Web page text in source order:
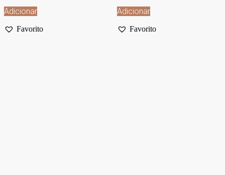
Adicionar
Favorito
Adicionar
Favorito